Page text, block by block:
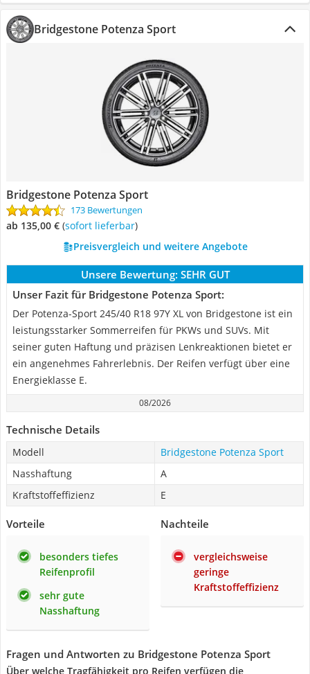
Bridgestone Potenza Sport
Bridgestone Potenza Sport
173 Bewertungen
ab 135,00 € ( Sofort lieferbar)
Preisvergleich und weitere Angebote
Unsere Bewertung: SEHR GUT
Unser Fazit für Bridgestone Potenza Sport:
Der Potenza-Sport 245/40 R18 97Y XL von Bridgestone ist ein
leistungsstarker Sommerreifen für PKWs und SUVs. Mit
seiner guten Haftung und präzisen Lenkreaktionen bietet er
ein angenehmes Fahrerlebnis. Der Reifen verfügt über eine
Energieklasse E.
08/2026
Technische Details
Modell
Bridgestone Potenza Sport
Nasshaftung
A
Kraftstoffeffizienz
E
Vorteile
besonders tiefes
Reifenprofil
sehr gute
Nasshaftung
Nachteile
vergleichsweise
geringe
Kraftstoffeffizienz
Fragen und Antworten zu Bridgestone Potenza Sport
Über welche Tragfähigkeit pro Reifen verfügen die